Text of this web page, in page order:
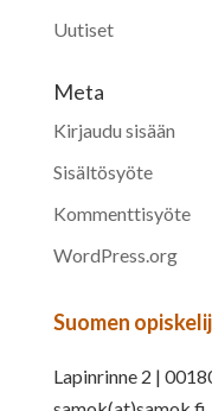
Uutiset
Meta
Kirjaudu sisään
Sisältösyöte
Kommenttisyöte
WordPress.org
Suomen
Lapinrinne 2 |